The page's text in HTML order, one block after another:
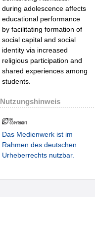
during adolescence affects
educational performance
by facilitating formation of
social capital and social
identity via increased
religious participation and
shared experiences among
students.
Nutzungshinweis
Das Medienwerk ist im
Rahmen des deutschen
Urheberrechts nutzbar.